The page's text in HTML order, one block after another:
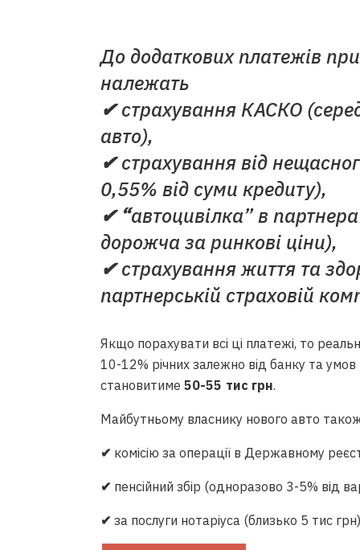
До додаткових платежів
належать
✔страхування КАСКО
авто),
✔страхування від
0,55% від суми кредиту),
✔ “автоцивілка” в
дорожча за ринкові ціни),
✔страхування життя та
партнерській страховій
Якщо порахувати всі ці платежі, то
10-12% річних залежно від банку та
становитиме 50-55 тис грн.
Майбутньому власнику нового авто
✔ комісію за операції в Державному
✔ пенсійний збір (одноразово 3-5% від
✔за послуги нотаріуса (близько 5 тис